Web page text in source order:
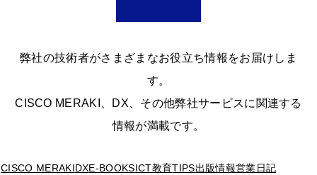
弊社の技術者がさまざまなお役立ち情報をお届けしま
す。
CISCO MERAKI、DX、その他弊社サービスに関連する
情報が満載です。
CISCO MERAKIDXE-BOOKSICT教育TIPS出版情報営業日記